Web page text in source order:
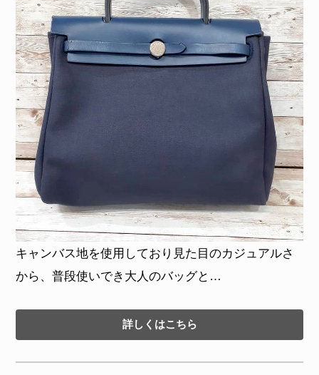
キャンバス地を使用しており見た目のカジュアルさ
から、普段使いでき大人のバッグと…
詳しくはこちら